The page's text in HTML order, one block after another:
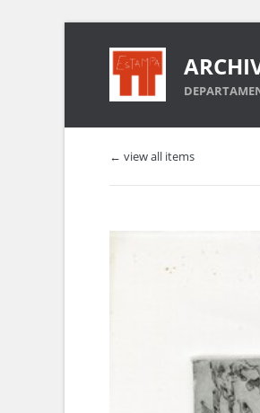
← view all items